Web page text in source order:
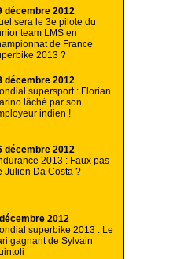
décembre 2012
sera le 3e pilote du
team LMS en
de France
2013 ?
décembre 2012
supersport : Florian
lâché par son
indien !
décembre 2012
2013 : Faux pas
Julien Da Costa ?
2012
superbike 2013 : Le
gagnant de Sylvain